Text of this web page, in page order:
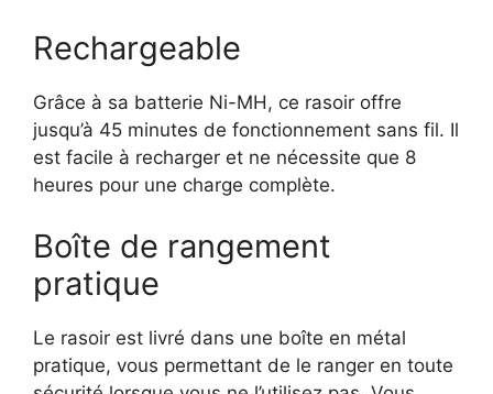
Rechargeable
Grâce à sa batterie Ni-MH, ce rasoir offre
jusqu’à 45 minutes de fonctionnement sans fil. Il
est facile à recharger et ne nécessite que 8
heures pour une charge complète.
Boîte de rangement
pratique
Le rasoir est livré dans une boîte en métal
pratique, vous permettant de le ranger en toute